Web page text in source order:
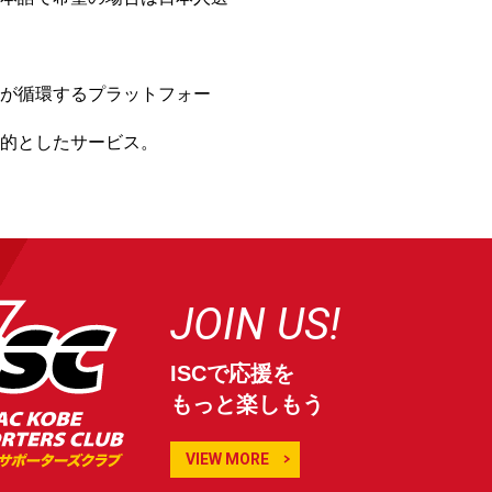
循環するプラットフォー
としたサービス。
JOIN US!
ISCで応援を
もっと楽しもう
VIEW MORE